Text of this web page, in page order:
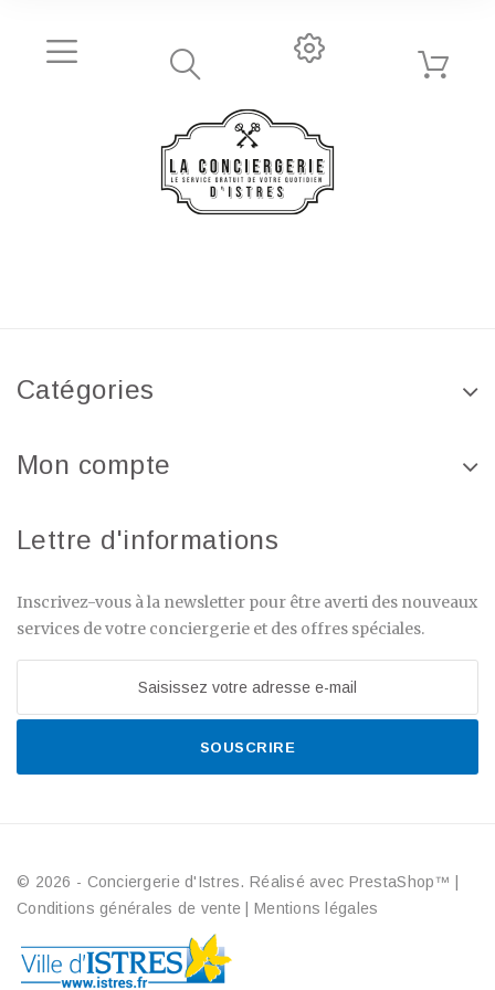
Catégories
Mon compte
Lettre d'informations
Inscrivez-vous à la newsletter pour être averti des nouveaux
services de votre conciergerie et des offres spéciales.
SOUSCRIRE
© 2026 - Conciergerie d'Istres. Réalisé avec PrestaShop™
Conditions générales de vente
Mentions légales